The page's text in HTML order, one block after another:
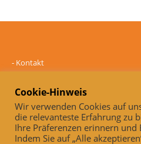
- Kontakt
Datenschutz
-Impressum
Online und unabhängig seit 2005
Cookie-Hinweis
Wir verwenden Cookies auf
die relevanteste Erfahrung zu
Ihre Präferenzen erinnern und
Indem Sie auf „Alle